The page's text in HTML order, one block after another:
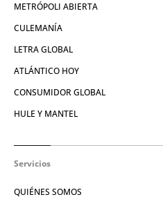
METRÓPOLI ABIERTA
CULEMANÍA
LETRA GLOBAL
ATLÁNTICO HOY
CONSUMIDOR GLOBAL
HULE Y MANTEL
Servicios
QUIÉNES SOMOS